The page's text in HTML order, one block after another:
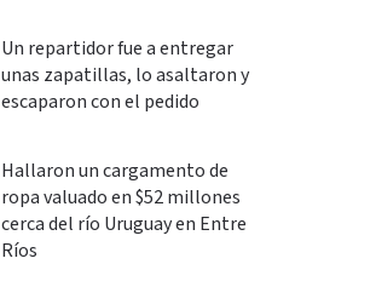
Un repartidor fue a entregar
unas zapatillas, lo asaltaron y
escaparon con el pedido
Hallaron un cargamento de
ropa valuado en $52 millones
cerca del río Uruguay en Entre
Ríos